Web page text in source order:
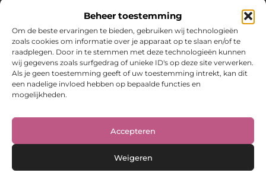
Beheer toestemming
Om de beste ervaringen te bieden, gebruiken wij technologieën
zoals cookies om informatie over je apparaat op te slaan en/of te
raadplegen. Door in te stemmen met deze technologieën kunnen
wij gegevens zoals surfgedrag of unieke ID's op deze site verwerken.
Als je geen toestemming geeft of uw toestemming intrekt, kan dit
een nadelige invloed hebben op bepaalde functies en
mogelijkheden.
Accepteren
Weigeren
Jouw bron voor inspiratie en praktische tips voor het
dagelijks leven.
Verken een gevarieerde selectie blogs en artikelen boordevol
handige adviezen en verrassende inzichten om elke dag
optimaal te benutten.
Bericht categorie